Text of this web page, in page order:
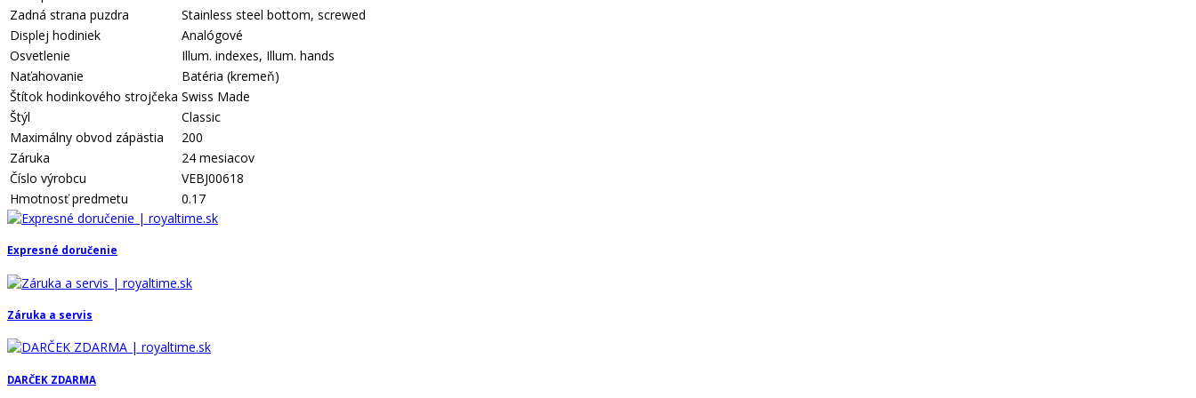
Zadná strana puzdra
Stainless steel bottom, screwed
Displej hodiniek
Analógové
Osvetlenie
Illum. indexes, Illum. hands
Naťahovanie
Batéria (kremeň)
Štítok hodinkového strojčeka Swiss Made
Štýl
Classic
Maximálny obvod zápästia
200
Záruka
24 mesiacov
Číslo výrobcu
VEBJ00618
Hmotnosť predmetu
0.17
Expresné doručenie
Záruka a servis
DARČEK ZDARMA